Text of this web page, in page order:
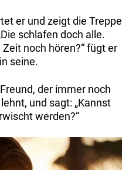
er und zeigt die Treppe
schlafen doch alle.
noch hören?“ fügt er
seine.
der immer noch
und sagt: „Kannst
werden?“